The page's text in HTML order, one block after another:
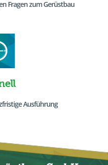
Fragen zum Gerüstbau
Ausführung